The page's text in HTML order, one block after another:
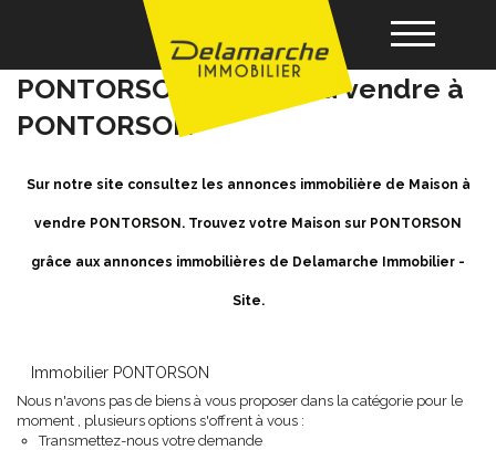
Acheter
Vendre
Nos agences
Achat / Vente Maison
PONTORSON - Maison a vendre à
PONTORSON
Sur notre site consultez les annonces immobilière de Maison à
vendre PONTORSON. Trouvez votre Maison sur PONTORSON
grâce aux annonces immobilières de Delamarche Immobilier -
Site.
Immobilier PONTORSON
Nous n'avons pas de biens à vous proposer dans la catégorie pour le
moment , plusieurs options s'offrent à vous :
Transmettez-nous votre demande